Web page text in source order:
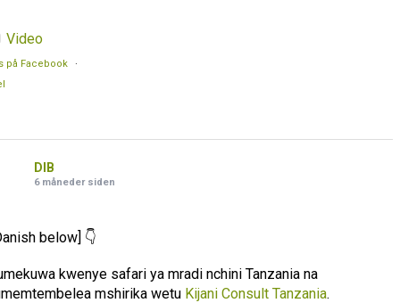
Video
på Facebook
·
DIB
6 måneder siden
below] 👇
kwenye safari ya mradi nchini Tanzania na
mshirika wetu Kijani Consult Tanzania.